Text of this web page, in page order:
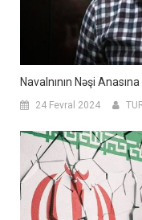
Navalnının Nəşi
24 Fevral 2024